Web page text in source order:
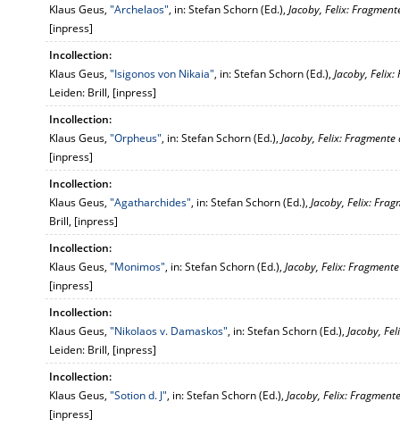
Klaus Geus, "Archelaos", in: Stefan Schorn (Ed.), Jacoby, Felix:
[inpress]
Incollection:
Klaus Geus, "Isigonos von Nikaia", in: Stefan Schorn (Ed.), Jacoby,
Leiden: Brill, [inpress]
Incollection:
Klaus Geus, "Orpheus", in: Stefan Schorn (Ed.), Jacoby, Felix:
[inpress]
Incollection:
Klaus Geus, "Agatharchides", in: Stefan Schorn (Ed.), Jacoby, Felix:
Brill, [inpress]
Incollection:
Klaus Geus, "Monimos", in: Stefan Schorn (Ed.), Jacoby, Felix:
[inpress]
Incollection:
Klaus Geus, "Nikolaos v. Damaskos", in: Stefan Schorn (Ed.), Jacoby,
Leiden: Brill, [inpress]
Incollection:
Klaus Geus, "Sotion d. J", in: Stefan Schorn (Ed.), Jacoby, Felix:
[inpress]